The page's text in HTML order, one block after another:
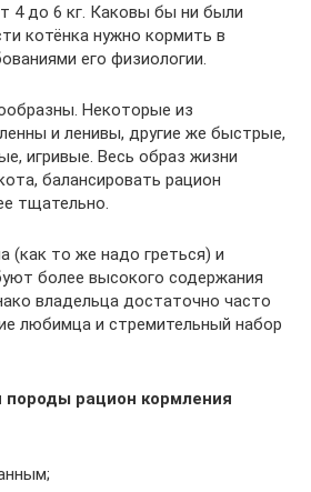
4 до 6 кг. Каковы бы ни были
котёнка нужно кормить в
его физиологии.
Некоторые из
и ленивы, другие же быстрые,
игривые. Весь образ жизни
балансировать рацион
тщательно.
(как то же надо греться) и
более высокого содержания
владельца достаточно часто
любимца и стремительный набор
породы рацион кормления